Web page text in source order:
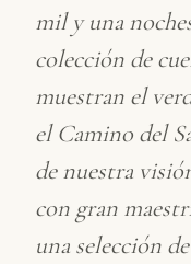
mil y una
colección de
muestran el
el Camino del
de nuestra
con gran
una selección